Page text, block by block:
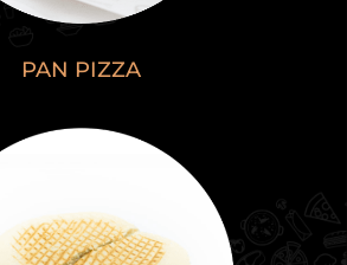
PAN PIZZA